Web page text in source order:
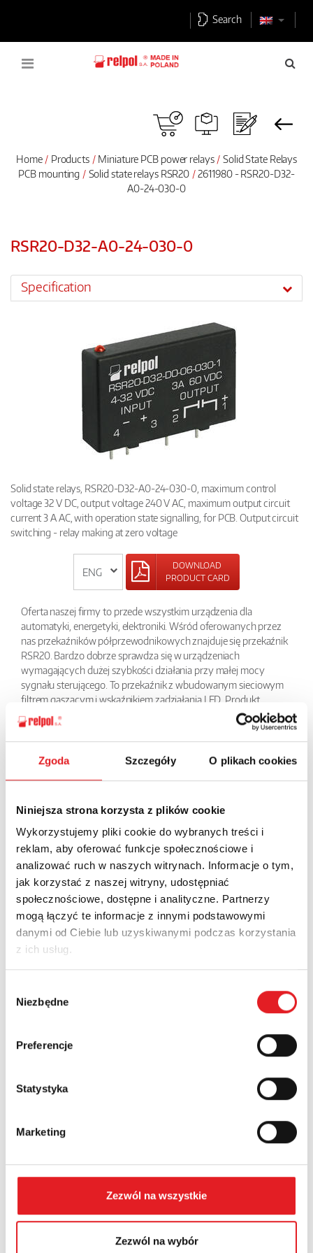
Zgoda Szczegóły O plikach cookies
Niniejsza strona korzysta z plików cookie
Wykorzystujemy pliki cookie do wybranych treści i
reklam, aby oferować funkcje społecznościowe i
analizować ruch w naszych witrynach. Informacje o tym,
jak korzystać z naszej witryny, udostępniać
społecznościowe, dostępne i analityczne. Partnerzy
mogą łączyć te informacje z innymi podstawowymi
danymi od Ciebie lub uzyskiwanymi podczas korzystania
z ich usług.
zgody
Niezbędne
Preferencje
Statystyka
Marketing
Zezwól na wszystkie
Zezwól na wybór
Search
Home Products Miniature PCB power relays
Solid State Relays
PCB mounting
Solid state relays RSR20
2611980 - RSR20-D32-
A0-24-030-0
RSR20-D32-A0-24-030-0
Specification
Solid state relays, RSR20-D32-A0-24-030-0, maximum control
voltage 32 V DC, output voltage 240 V AC, maximum output circuit
current 3 A AC, with operation state signalling, for PCB. Output circuit
switching - relay making at zero voltage
DOWNLOAD
PRODUCT CARD
Oferta naszej firmy to przede wszystkim urządzenia dla
automatyki, energetyki, elektroniki. Wśród oferowanych przez
nas przekaźników półprzewodnikowych znajduje się przekaźnik
RSR20. Bardzo dobrze sprawdza się w urządzeniach
wymagających dużej szybkości działania przy małej mocy
sygnału sterującego. To przekaźnik z wbudowanym sieciowym
filtrem gaszącym i wskaźnikiem zadziałania LED. Produkt
zwiększa niezawodność i sprawność urządzeń, w których jest
zaimplementowany.
BACK
Ask for the details of the offer
Name: *
Email: *
Phone: